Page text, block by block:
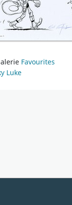
Favourites
Luke